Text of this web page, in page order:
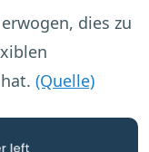
dies zu
(Quelle)